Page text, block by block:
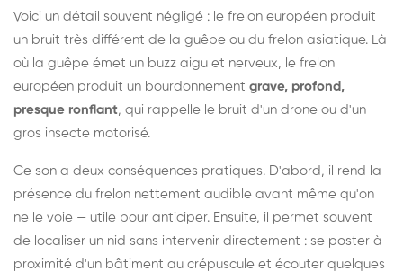
Voici un détail souvent négligé : le frelon européen produit
un bruit très différent de la guêpe ou du frelon asiatique. Là
où la guêpe émet un buzz aigu et nerveux, le frelon
européen produit un bourdonnement grave, profond,
presque ronflant, qui rappelle le bruit d'un drone ou d'un
gros insecte motorisé.
Ce son a deux conséquences pratiques. D'abord, il rend la
présence du frelon nettement audible avant même qu'on
ne le voie — utile pour anticiper. Ensuite, il permet souvent
de localiser un nid sans intervenir directement : se poster à
proximité d'un bâtiment au crépuscule et écouter quelques